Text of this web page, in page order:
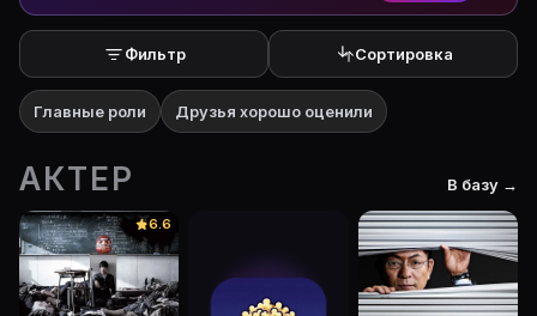
Фильтр Сортировка
Главные роли Друзья хорошо оценили
АКТЕР В базу →
6.6